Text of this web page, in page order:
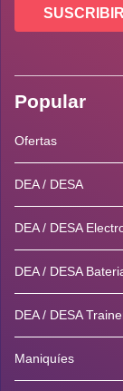
Popular
Ofertas
DEA / DESA
DEA / DESA
DEA / DESA
DEA / DESA
Maniquíes